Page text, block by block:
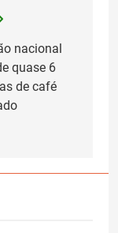
nacional
quase 6
de café